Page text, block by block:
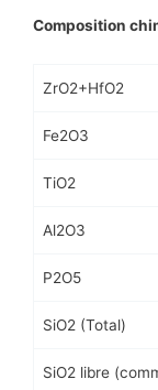
Composition
ZrO2+HfO2
Fe2O3
TiO2
Al2O3
P2O5
SiO2 (Total)
SiO2 libre